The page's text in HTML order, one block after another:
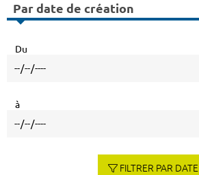
Par date de création
Du
à
FILTRER PAR DATE